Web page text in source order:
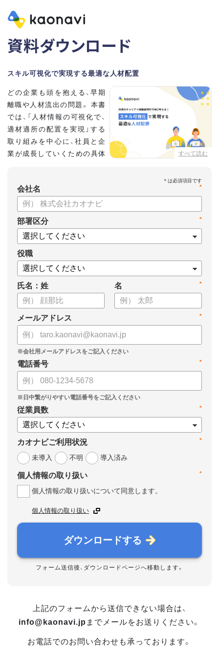
資料ダウンロード
スキル可視化で実現する最適な人材配置
すべて読む
どの企業も頭を抱える、早期
離職や人材流出の問題。 本書
では、「人材情報の可視化で、
適材適所の配置を実現」する
取り組みを中心に、社員と企
業が成長していくための具体
【資料の内容】
・不適切な人員配置の要因と悪影響
・データドリブンな人材配置のメリット
・導入イメージとリーダー育成への応用
*
会社名
*
部署区分
役職
氏名：姓 *
名
*
メールアドレス
*
電話番号
*
従業員数
*
カオナビご利用状況
未導入
不明 導入済み
*
個人情報の取り扱い
個人情報の取り扱いについて同意します。
個人情報の取り扱い
ダウンロードする
フォーム送信後、ダウンロードページへ移動します。
上記のフォームから送信できない場合は、
info@kaonavi.jp までメールをお送りください。
お電話でのお問い合わせも承っております。